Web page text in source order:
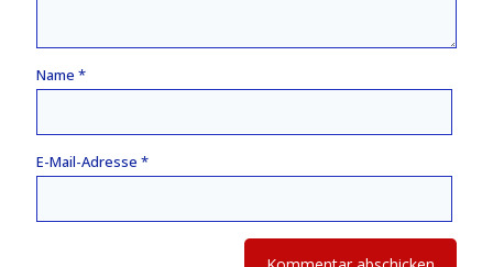
Name *
E-Mail-Adresse *